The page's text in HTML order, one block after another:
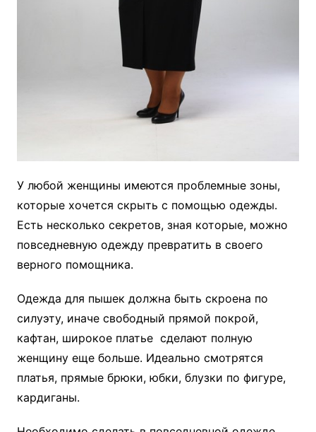
У любой женщины имеются проблемные зоны,
которые хочется скрыть с помощью одежды.
Есть несколько секретов, зная которые, можно
повседневную одежду превратить в своего
верного помощника.
Одежда для пышек должна быть скроена по
силуэту, иначе свободный прямой покрой,
кафтан, широкое платье сделают полную
женщину еще больше. Идеально смотрятся
платья, прямые брюки, юбки, блузки по фигуре,
кардиганы.